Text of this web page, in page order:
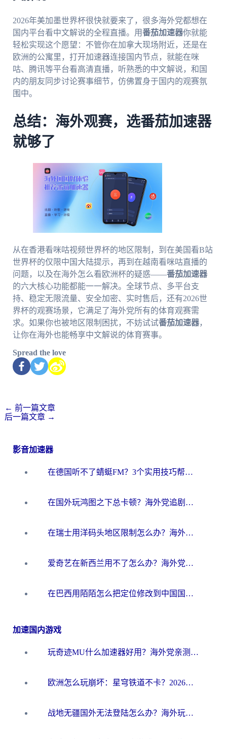
2026年美加墨世界杯很快就要来了，很多海外党都想在
国内平台看中文解说的全程直播。用番茄加速器你就能
轻松实现这个愿望：不管你在加拿大现场附近，还是在
欧洲的公寓里，打开加速器连接国内节点，就能在咪
咕、腾讯等平台看高清直播，听熟悉的中文解说，和国
内的朋友同步讨论赛事细节，仿佛置身于国内的观赛氛
围中。
总结：海外观赛，选番茄加速器
就够了
从在香港看咪咕视频世界杯的地区限制，到在美国看B站
世界杯的仅限中国大陆提示，再到在越南看咪咕直播的
问题，以及在海外怎么看欧洲杯的疑惑——番茄加速器
的六大核心功能都能一一解决。全球节点、多平台支
持、稳定无限流量、安全加密、实时售后，还有2026世
界杯的观赛场景，它满足了海外党所有的体育观赛需
求。如果你也被地区限制困扰，不妨试试番茄加速器，
让你在海外也能畅享中文解说的体育赛事。
Spread the love
← 前一篇文章
后一篇文章 →
影音加速器
在德国听不了蜻蜓FM？3个实用技巧帮你解锁国内影音自由
在国外玩鸿图之下总卡顿？海外党追剧听歌的3个实用解决方案
在瑞士用洋码头地区限制怎么办？海外华人必看的回国加速全攻略
爱奇艺在新西兰用不了怎么办？海外党亲测有效的回国加速方案
在巴西用陌陌怎么把定位修改到中国国内？海外党必看的回国加速全攻略
加速国内游戏
玩奇迹MU什么加速器好用？海外党亲测：这款加速器让你告别延迟卡顿！
欧洲怎么玩崩坏：星穹铁道不卡？2026海外玩家国服游戏加速器终极攻略
战地无疆国外无法登陆怎么办？海外玩家国服畅玩终极指南（附欧服魔兽EVE加速方案）